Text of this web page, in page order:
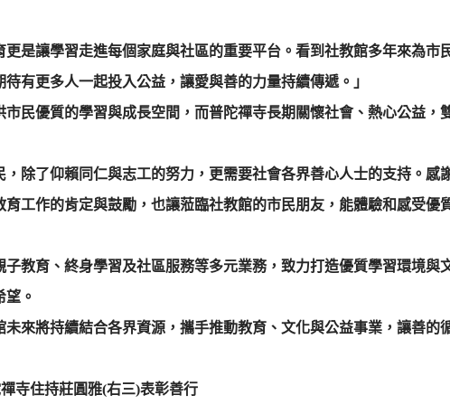
是讓學習走進每個家庭與社區的重要平台。看到社教館多年來為
有更多人一起投入公益，讓愛與善的力量持續傳遞。」
民優質的學習與成長空間，而普陀禪寺長期關懷社會、熱心公益
除了仰賴同仁與志工的努力，更需要社會各界善心人士的支持。
工作的肯定與鼓勵，也讓蒞臨社教館的市民朋友，能體驗和感受
教育、終身學習及社區服務等多元業務，致力打造優質學習環境
。
來將持續結合各界資源，攜手推動教育、文化與公益事業，讓善
寺住持莊圓雅(右三)表彰善行